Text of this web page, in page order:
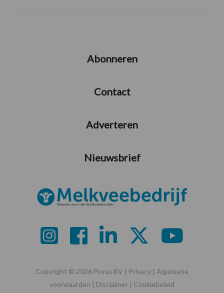
Abonneren
Contact
Adverteren
Nieuwsbrief
Copyright © 2026 Prosu BV | Privacy | Algemene
voorwaarden | Disclaimer | Cookiebeleid